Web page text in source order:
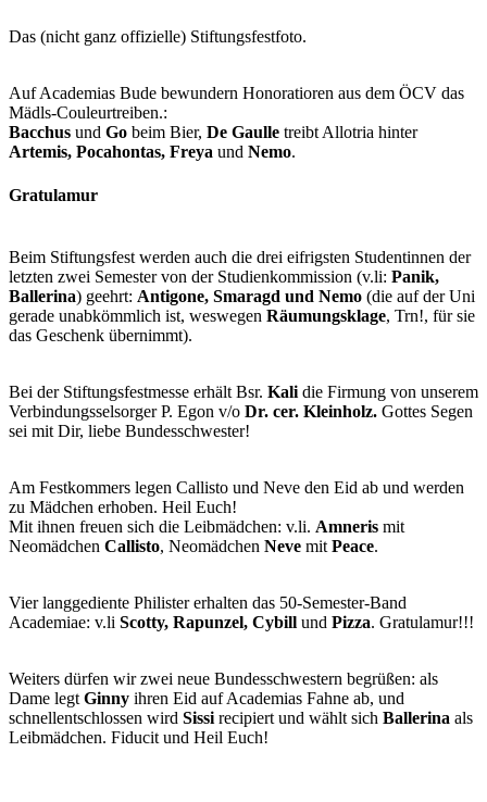
Das (nicht ganz offizielle) Stiftungsfestfoto.
Auf Academias Bude bewundern Honoratioren aus dem ÖCV das
Mädls-Couleurtreiben.:
Bacchus und Go beim Bier, De Gaulle treibt Allotria hinter
Artemis, Pocahontas, Freya und Nemo.
Gratulamur
Beim Stiftungsfest werden auch die drei eifrigsten Studentinnen der
letzten zwei Semester von der Studienkommission (v.li: Panik,
Ballerina) geehrt: Antigone, Smaragd und Nemo (die auf der Uni
gerade unabkömmlich ist, weswegen Räumungsklage, Trn!, für sie
das Geschenk übernimmt).
Bei der Stiftungsfestmesse erhält Bsr. Kali die Firmung von unserem
Verbindungsselsorger P. Egon v/o Dr. cer. Kleinholz. Gottes Segen
sei mit Dir, liebe Bundesschwester!
Am Festkommers legen Callisto und Neve den Eid ab und werden
zu Mädchen erhoben. Heil Euch!
Mit ihnen freuen sich die Leibmädchen: v.li. Amneris mit
Neomädchen Callisto, Neomädchen Neve mit Peace.
Vier langgediente Philister erhalten das 50-Semester-Band
Academiae: v.li Scotty, Rapunzel, Cybill und Pizza. Gratulamur!!!
Weiters dürfen wir zwei neue Bundesschwestern begrüßen: als
Dame legt Ginny ihren Eid auf Academias Fahne ab, und
schnellentschlossen wird Sissi recipiert und wählt sich Ballerina als
Leibmädchen. Fiducit und Heil Euch!